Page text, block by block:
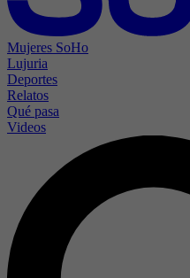
Mujeres SoHo
Lujuria
Deportes
Relatos
Qué pasa
Videos